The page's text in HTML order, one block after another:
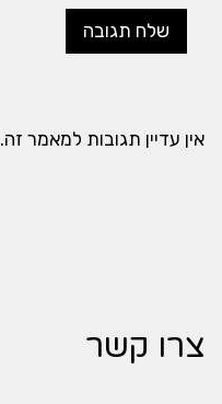
אין עדיין תגובות למאמר זה.
צרו קשר